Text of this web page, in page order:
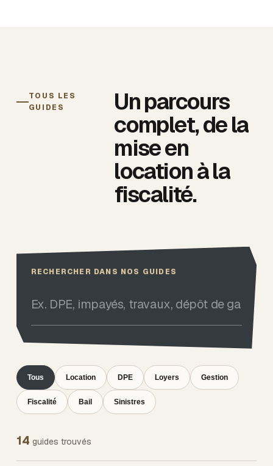
TOUS LES
GUIDES
Un parcours
complet, de la
mise en
location à la
fiscalité.
RECHERCHER DANS NOS GUIDES
Tous Location DPE Loyers Gestion
Fiscalité Bail Sinistres
14 guides trouvés